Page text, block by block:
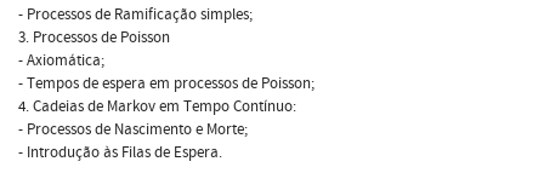
- Processos de Ramificação simples;
3. Processos de Poisson
- Axiomática;
- Tempos de espera em processos de Poisson;
4. Cadeias de Markov em Tempo Contínuo:
- Processos de Nascimento e Morte;
- Introdução às Filas de Espera.